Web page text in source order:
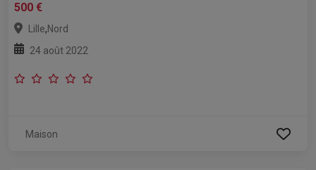
500 €
Lille,Nord
24 août 2022
Maison